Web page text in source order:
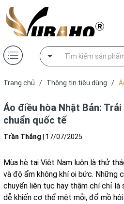
Trang chủ / Thông tin tiêu dùng /
Áo điều hòa Nhật Bản:
chuẩn quốc tế
Trần Thắng 17/07/2025
Mùa hè tại Việt Nam luôn là thử
và độ ẩm không khí oi bức. Những
chuyển liên tục hay thậm chí chỉ là
dễ khiến cơ thể mệt mỏi, đổ mồ